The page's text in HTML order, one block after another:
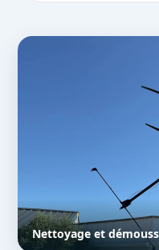
Nettoyage et